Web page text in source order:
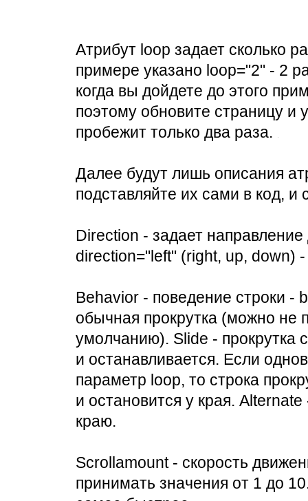
Атрибут loop задает сколько
примере указано loop="2" - 2
когда вы дойдете до этого
поэтому обновите страницу и
пробежит только два раза.
Далее будут лишь описания
подставляйте их сами в код, и
Direction - задает
direction="left" (right, up, down)
Behavior - поведение строки -
обычная прокрутка (можно не
умолчанию). Slide - прокрутка
и останавливается. Если
параметр loop, то строка
и остановится у края. Alternate
краю.
Scrollamount - скорость
принимать значения от 1 до